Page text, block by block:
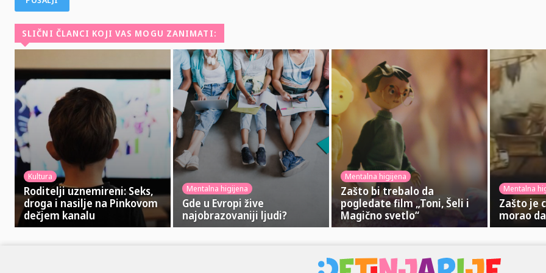
SLIČNI ČLANCI KOJI VAS MOGU ZANIMATI:
Kultura
Roditelji uznemireni: Seks,
droga i nasilje na Pinkovom
dečjem kanalu
Mentalna higijena
Gde u Evropi žive
najobrazovaniji ljudi?
Mentalna higijena
Zašto bi trebalo da
pogledate film „Toni, Šeli i
Magično svetlo“
Mentalna
Zašto je
morao